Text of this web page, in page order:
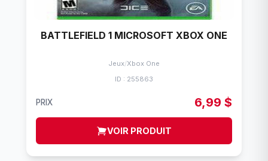
BATTLEFIELD 1 MICROSOFT XBOX ONE
Jeux/Xbox One
ID : 255863
PRIX 6,99 $
VOIR PRODUIT